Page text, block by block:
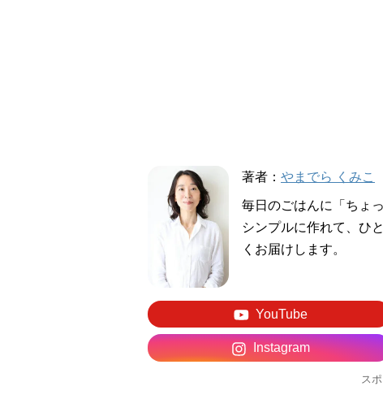
著者： やまでら くみこ
毎日のごはんに「ちょ
シンプルに作れて、ひ
くお届けします。
YouTube
Instagram
ス